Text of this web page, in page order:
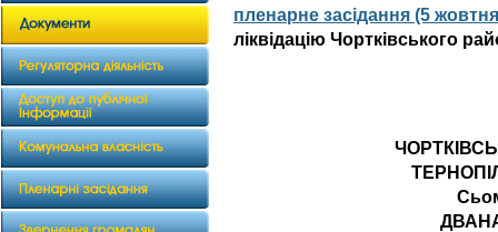
пленарне засідання (5
ліквідацію Чортківського